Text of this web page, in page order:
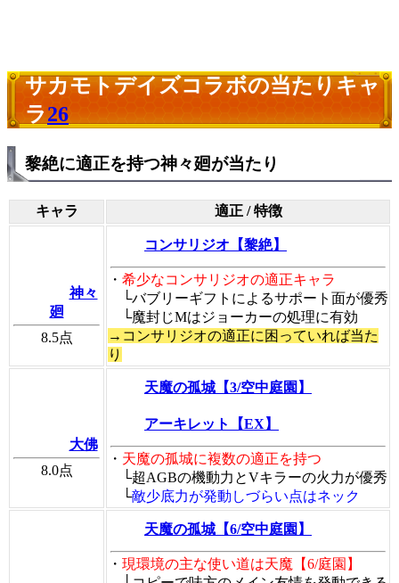
サカモトデイズコラボの当たりキャ
ラ26
黎絶に適正を持つ神々廻が当たり
キャラ 適正 / 特徴
神々
廻
8.5点
コンサリジオ【黎絶】
・ 希少なコンサリジオの適正キャラ
└バブリーギフトによるサポート面が優秀
└魔封じMはジョーカーの処理に有効
→コンサリジオの適正に困っていれば当た
り
大佛
8.0点
天魔の孤城【3/空中庭園】
アーキレット【EX】
・ 天魔の孤城に複数の適正を持つ
└超AGBの機動力とVキラーの火力が優秀
└敵少底力が発動しづらい点はネック
天魔の孤城【6/空中庭園】
・ 現環境の主な使い道は天魔【6/庭園】